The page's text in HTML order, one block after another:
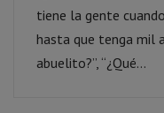
tiene la gente
hasta que tenga mil
abuelito?”, “¿Qué...